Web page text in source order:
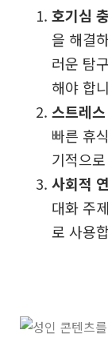
호기심
을 해결
러운 탐
해야 합
스트레
빠른 휴
기적으
사회적
대화 주
로 사용